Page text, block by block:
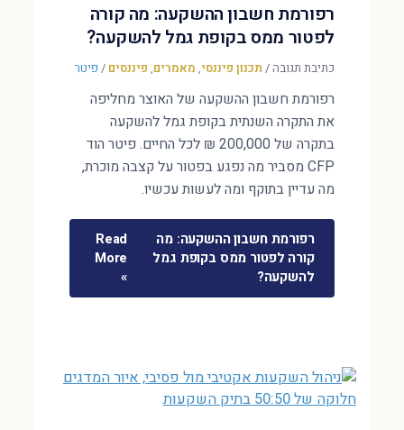
רפורמת חשבון ההשקעה: מה קורה
לפטור ממס בקופת גמל להשקעה?
כתיבת תגובה/ תכנון פיננסי, מאמרים, פיננסים / פיטר
רפורמת חשבון ההשקעה של האוצר מחליפה
את התקרה השנתית בקופת גמל להשקעה
בתקרה של 200,000 ₪ לכל החיים. פיטר הוד
CFP מסביר מה נפגע בפטור על קצבה מוכרת,
מה עדיין בתוקף ומה לעשות עכשיו.
רפורמת חשבון ההשקעה: מה
קורה לפטור ממס בקופת גמל
להשקעה?
Read
More
»